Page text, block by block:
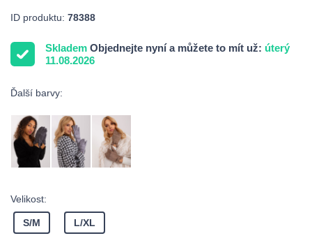
ID produktu: 78388
Skladem Objednejte nyní a můžete to mít už: úterý
11.08.2026
Ďalší barvy:
Velikost:
S/M L/XL